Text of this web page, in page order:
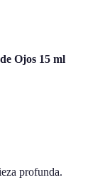
Ojos 15 ml
profunda.